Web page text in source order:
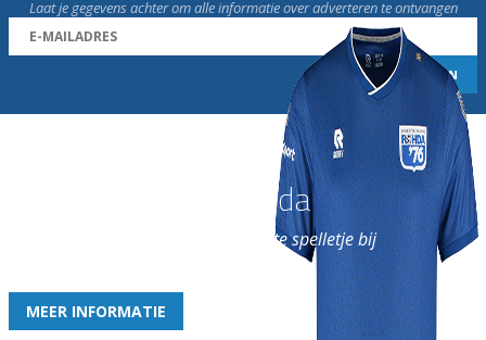
Laat je gegevens achter om alle informatie over adverteren te ontvangen
Word nu lid van Rohda
en geniet iedere week van het leukste spelletje bij
MEER INFORMATIE